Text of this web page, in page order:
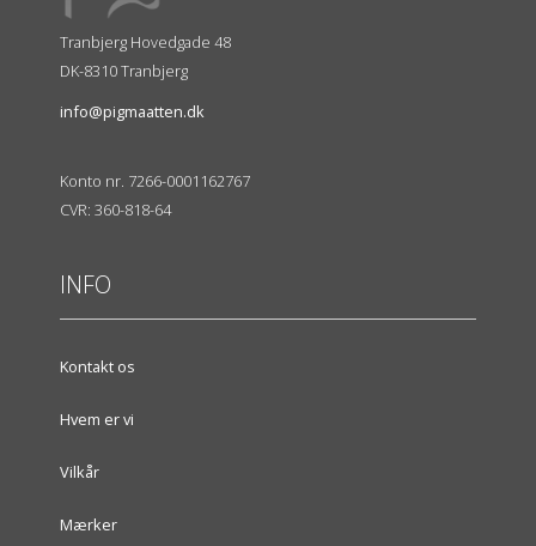
Tranbjerg Hovedgade 48
DK-8310 Tranbjerg
info@pigmaatten.dk
Konto nr. 7266-0001162767
CVR: 360-818-64
INFO
Kontakt os
Hvem er vi
Vilkår
Mærker